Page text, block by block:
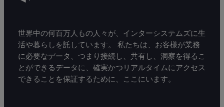
世界中の何百万人もの人々が、インターシステムズに生
活や暮らしを託しています。 私たちは、お客様が業務
に必要なデータ、つまり接続し、共有し、洞察を得るこ
とができるデータに、確実かつリアルタイムにアクセス
できることを保証するために、ここにいます。